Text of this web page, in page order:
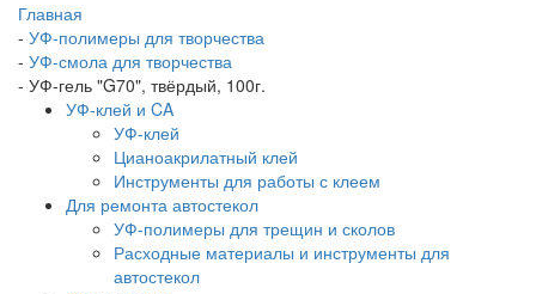
Главная
- УФ-полимеры для творчества
- УФ-смола для творчества
- УФ-гель "G70", твёрдый, 100г.
УФ-клей и CA
УФ-клей
Цианоакрилатный клей
Инструменты для работы с клеем
Для ремонта автостекол
УФ-полимеры для трещин и сколов
Расходные материалы и инструменты для
автостекол